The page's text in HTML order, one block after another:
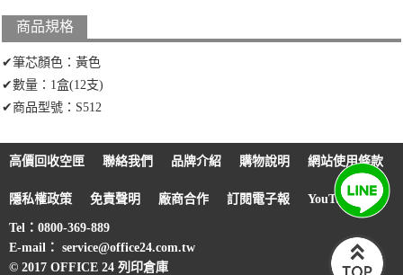
商品規格
✔筆芯顏色：黃色
✔數量：1盒(12支)
✔商品型號：S512
高價回收空匣 聯絡我們 品牌介紹 購物說明 網站使用條款
隱私權政策 免責聲明 廠商合作 訂閱電子報 YouTube
Tel：0800-369-889
E-mail： service@office24.com.tw
© 2017 OFFICE 24 列印倉庫